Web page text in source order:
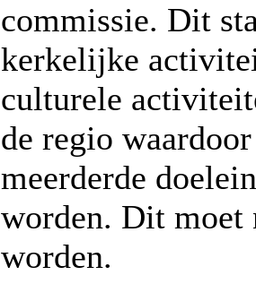
commissie. Dit
kerkelijke
culturele
de regio
meerderde
worden. Dit moet
worden.